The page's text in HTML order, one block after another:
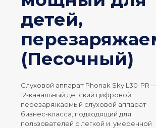
детей,
(Песочный)
Слуховой аппарат Phonak Sky L30-PR
12-канальный детский цифровой
перезаряжаемый слуховой аппарат
бизнес-класса, подходящий для
пользователей с легкой и умеренной